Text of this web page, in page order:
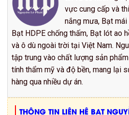
vực cung cấp và
nắng mưa, Bạt
Bạt HDPE chống thấm, Bạt lót ao
và ô dù ngoài trời tại Việt Nam.
tập trung vào chất lượng sản
tính thẩm mỹ và độ bền, mang lại
hàng qua nhiều dự án.
THÔNG TIN LIÊN HỆ BẠT